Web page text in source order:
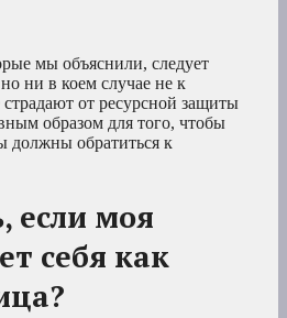
мы объяснили, следует
ни в коем случае не к
от ресурсной защиты
образом для того, чтобы
должны обратиться к
если моя
себя как